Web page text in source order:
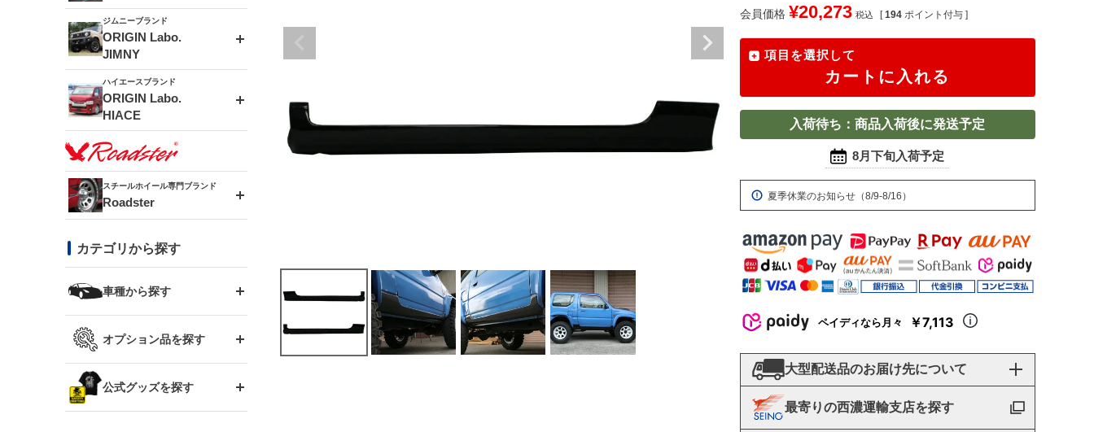
エアロシリーズ
ドリフトライン
風神(180SX)
雷神(S15)
龍神(チェイサー)
レーシングライン
アタックライン
ストリームライン
スタイリッシュライン
フロントフェンダー
リアフェンダー
ブラッシュフェンダー
コンバットアイ
GTウイング
リアウイング
ルーフウイング
ボンネット
ジムニーブランド
ORIGIN Labo.
JIMNY
アルミホイール
MUD-ZEUS
アルミホイール
MUD-SR7
MUD-S7
ボンネット
フェンダー
サイドパーツ
ハイエースブランド
ORIGIN Labo.
HIACE
エアロシリーズ
LUX MODEL SP
LUX MODEL
RUGGER MODEL
GROUND MODEL
PHANTOM LIP
オーバーフェンダー
リアウイング
スムージングバンパー
ワイパーガード
内装パーツ
スチールホイール専門ブランド
Roadster
DAYTONA-RS
DAYTONA-RS NEO
まつど家 鉄漢
まつど家 鉄心
カテゴリから探す
車種から探す
トヨタ
シルビア S13
スズキ
オプション品を探す
GTウイング用ラダー
公式グッズを探す
会員価格 ¥20,273 税込 [ 194 ポイント付与 ]
項目を選択して
カートに入れる
入荷待ち：商品入荷後に発送予定
8月下旬入荷予定
夏季休業のお知らせ（8/9-8/16）
ペイディなら月々 ￥7,113
大型配送品のお届け先について
最寄りの西濃運輸支店を探す